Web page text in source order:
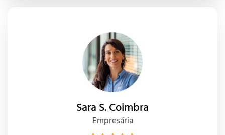
Sara S. Coimbra
Empresária